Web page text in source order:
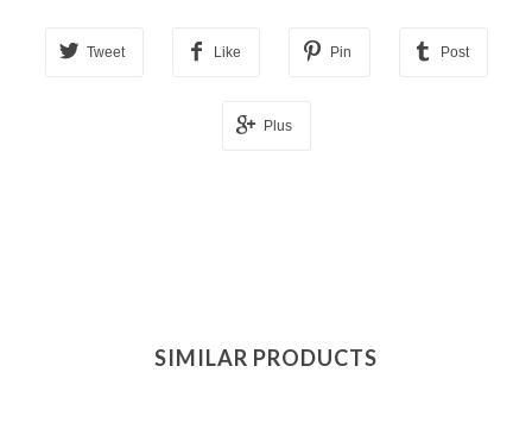
Tweet Like Pin Post
Plus
SIMILAR PRODUCTS